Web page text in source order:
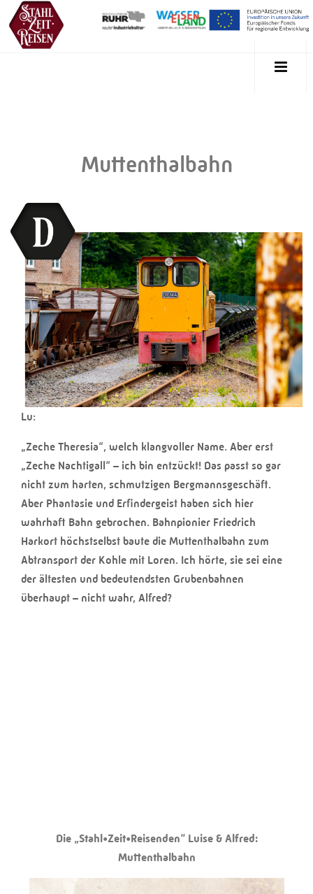
Muttenthalbahn
Lu:
„Zeche Theresia“, welch klangvoller Name. Aber erst
„Zeche Nachtigall“ – ich bin entzückt! Das passt so gar
nicht zum harten, schmutzigen Bergmannsgeschäft.
Aber Phantasie und Erfindergeist haben sich hier
wahrhaft Bahn gebrochen. Bahnpionier Friedrich
Harkort höchstselbst baute die Muttenthalbahn zum
Abtransport der Kohle mit Loren. Ich hörte, sie sei eine
der ältesten und bedeutendsten Grubenbahnen
überhaupt – nicht wahr, Alfred?
Die „Stahl•Zeit•Reisenden“ Luise & Alfred:
Muttenthalbahn